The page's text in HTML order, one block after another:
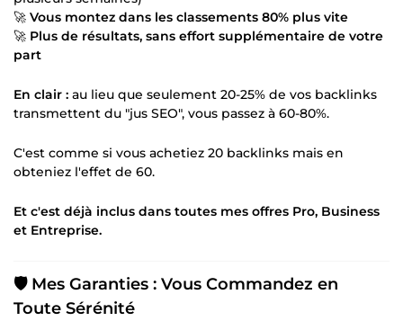
🚀 Vous montez dans les classements 80% plus vite
🚀 Plus de résultats, sans effort supplémentaire de votre
part
En clair : au lieu que seulement 20-25% de vos backlinks
transmettent du "jus SEO", vous passez à 60-80%.
C'est comme si vous achetiez 20 backlinks mais en
obteniez l'effet de 60.
Et c'est déjà inclus dans toutes mes offres Pro, Business
et Entreprise.
🛡️ Mes Garanties : Vous Commandez en
Toute Sérénité